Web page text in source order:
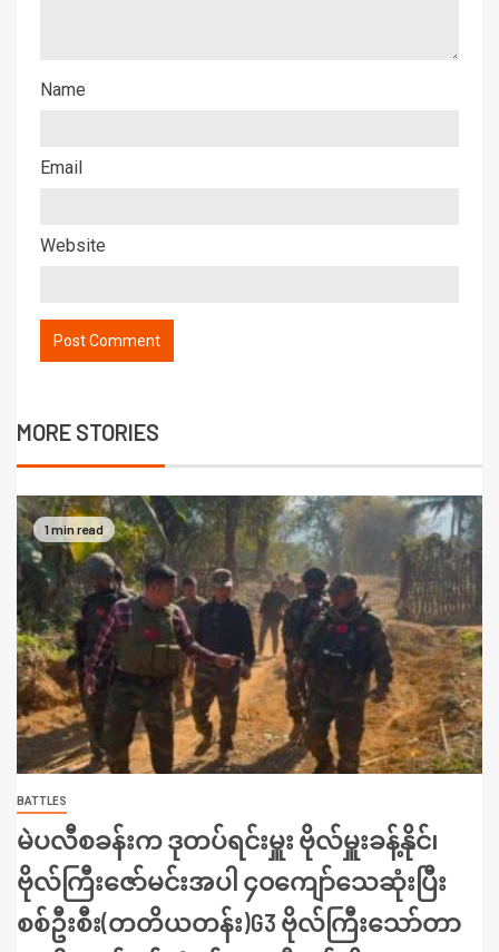
Name
Email
Website
MORE STORIES
1 min read
BATTLES
မဲပလီစခန်းက ဒုတပ်ရင်းမှူး ဗိုလ်မှူးခန့်နိုင်၊
ဗိုလ်ကြီးဇော်မင်းအပါ ၄၀ကျော်သေဆုံးပြီး
စစ်ဦးစီး(တတိယတန်း)G3 ဗိုလ်ကြီးသော်တာ